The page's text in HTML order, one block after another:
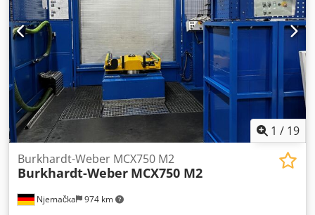
1 / 19
Njemačka 974 km
Burkhardt-Weber MCX750 M2
Burkhardt-Weber MCX750 M2